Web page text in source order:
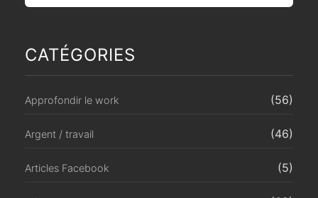
CATÉGORIES
Approfondir le work (56)
Argent / travail (46)
Articles Facebook (5)